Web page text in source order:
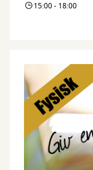
15:00 - 18:00